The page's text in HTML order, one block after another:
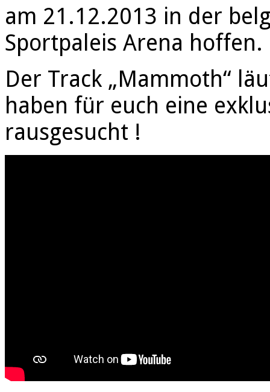
am 21.12.2013 in der
Sportpaleis Arena hoffen.
Der Track „Mammoth“
haben für euch eine
rausgesucht !